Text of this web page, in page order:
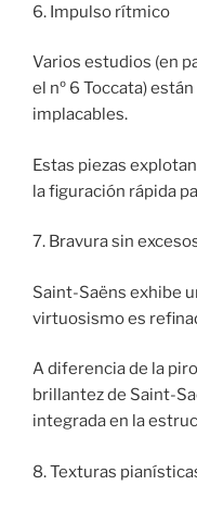
6. Impulso rítmico
Varios estudios (en
el nº 6 Toccata)
implacables.
Estas piezas
la figuración rápida
7. Bravura sin
Saint-Saëns exhibe
virtuosismo es
A diferencia de la
brillantez de Saint-
integrada en la
8. Texturas